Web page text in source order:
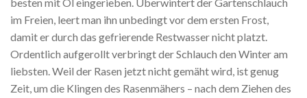
im Freien, leert man ihn unbedingt vor dem ersten Frost,
damit er durch das gefrierende Restwasser nicht platzt.
Ordentlich aufgerollt verbringt der Schlauch den Winter am
liebsten. Weil der Rasen jetzt nicht gemäht wird, ist genug
Zeit, um die Klingen des Rasenmähers – nach dem Ziehen des